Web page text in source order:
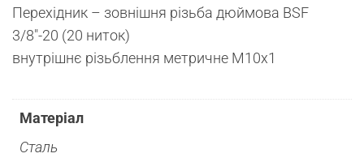
Перехідник – зовнішня різьба дюймова BSF
3/8″-20 (20 ниток)
внутрішнє різьблення метричне М10х1
Матеріал
Сталь